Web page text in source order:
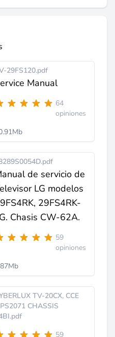
29FS120.pdf
Manual
64
opiniones
de servicio de
LG modelos
29FS4RK-
Chasis CW-62A.
59
opiniones
TV-20CX, CCE
CHASSIS
59